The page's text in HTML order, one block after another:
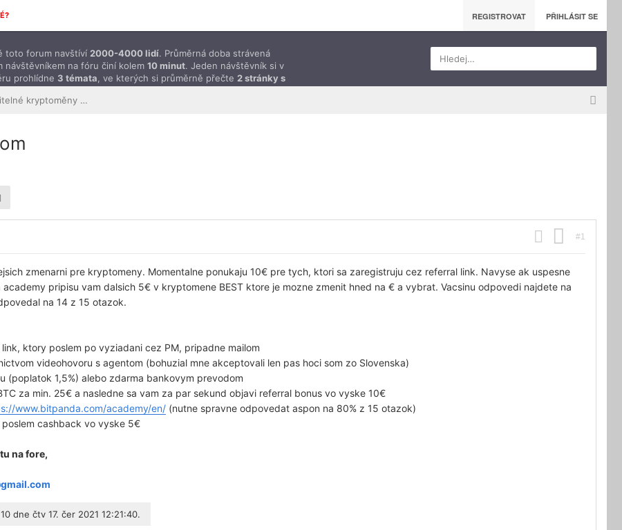
REGISTROVAT PŘIHLÁSIT SE
toto forum navštíví 2000-4000 lidí. Průměrná doba strávená
návštěvníkem na fóru činí kolem 10 minut. Jeden návštěvník si v
prohlídne 3 témata , ve kterých si průměrně přečte 2 stránky s
Hledej…
Peníze a směnitelné kryptoměny ZDARMA
#1
zmenarni pre kryptomeny. Momentalne ponukaju 10€ pre tych, ktori sa zaregistruju cez referral link. Navyse ak uspesne
pripisu vam dalsich 5€ v kryptomene BEST ktore je mozne zmenit hned na € a vybrat. Vacsinu odpovedi najdete na
na 14 z 15 otazok.
ktory poslem po vyziadani cez PM, pripadne mailom
videohovoru s agentom (bohuzial mne akceptovali len pas hoci som zo Slovenska)
(poplatok 1,5%) alebo zdarma bankovym prevodom
za min. 25€ a nasledne sa vam za par sekund objavi referral bonus vo vyske 10€
www.bitpanda.com/academy/en/ (nutne spravne odpovedat aspon na 80% z 15 otazok)
cashback vo vyske 5€
na fore,
dne čtv 17. čer 2021 12:21:40.